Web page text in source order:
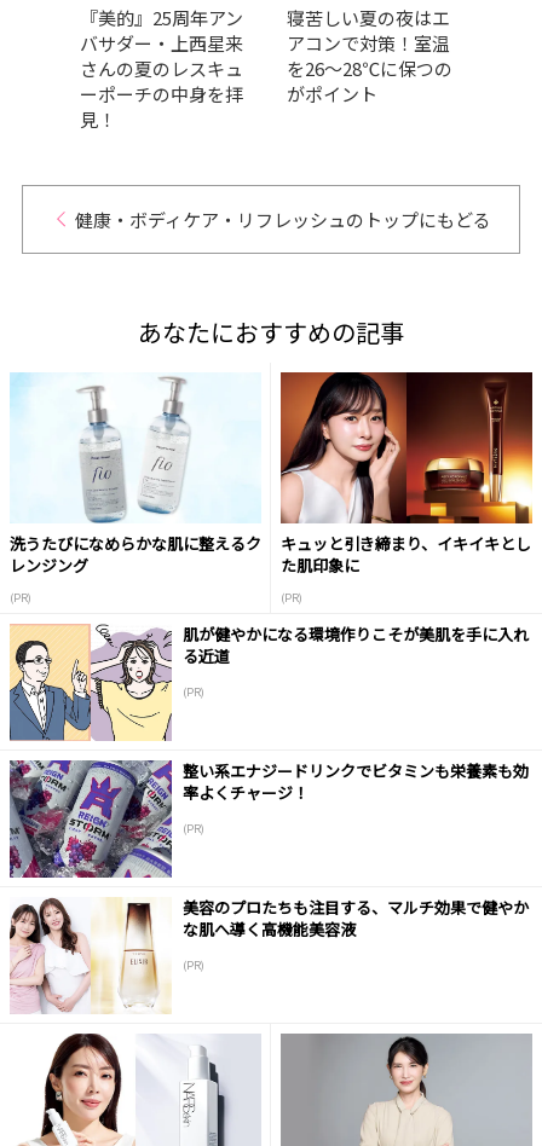
『美的』25周年アン
バサダー・上西星来
さんの夏のレスキュ
ーポーチの中身を拝
見！
寝苦しい夏の夜はエ
アコンで対策！室温
を26～28℃に保つの
がポイント
健康・ボディケア・リフレッシュのトップにもどる
あなたにおすすめの記事
洗うたびになめらかな肌に整えるク
レンジング
(PR)
キュッと引き締まり、イキイキとし
た肌印象に
(PR)
肌が健やかになる環境作りこそが美肌を手に入れ
る近道
(PR)
整い系エナジードリンクでビタミンも栄養素も効
率よくチャージ！
(PR)
美容のプロたちも注目する、マルチ効果で健やか
な肌へ導く高機能美容液
(PR)